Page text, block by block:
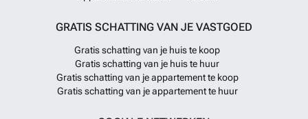
GRATIS SCHATTING VAN JE VASTGOED
Gratis schatting van je huis te koop
Gratis schatting van je huis te huur
Gratis schatting van je appartement te koop
Gratis schatting van je appartement te huur